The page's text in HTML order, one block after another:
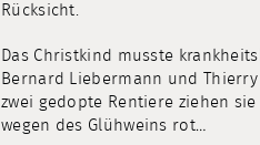
Rücksicht.
Das Christkind musste
Bernard Liebermann und
zwei gedopte Rentiere ziehen
wegen des Glühweins rot…